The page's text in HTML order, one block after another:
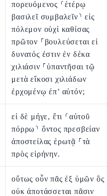
πορευόμενος ⸂ἑτέρῳ
βασιλεῖ συμβαλεῖν⸃ εἰς
πόλεμον οὐχὶ καθίσας
πρῶτον ⸀βουλεύσεται εἰ
δυνατός ἐστιν ἐν δέκα
χιλιάσιν ⸀ὑπαντῆσαι τῷ
μετὰ εἴκοσι χιλιάδων
ἐρχομένῳ ἐπ’ αὐτόν;
εἰ δὲ μήγε, ἔτι ⸂αὐτοῦ
πόρρω⸃ ὄντος πρεσβείαν
ἀποστείλας ἐρωτᾷ ⸀τὰ
πρὸς εἰρήνην.
οὕτως οὖν πᾶς ἐξ ὑμῶν ὃς
οὐκ ἀποτάσσεται πᾶσιν